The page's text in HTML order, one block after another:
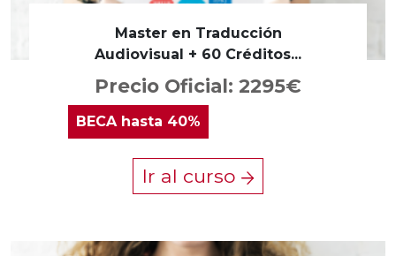
Master en Traducción
Audiovisual + 60 Créditos...
Precio Oficial: 2295€
BECAhasta 40%
Ir al curso